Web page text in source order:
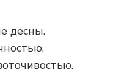
десны.